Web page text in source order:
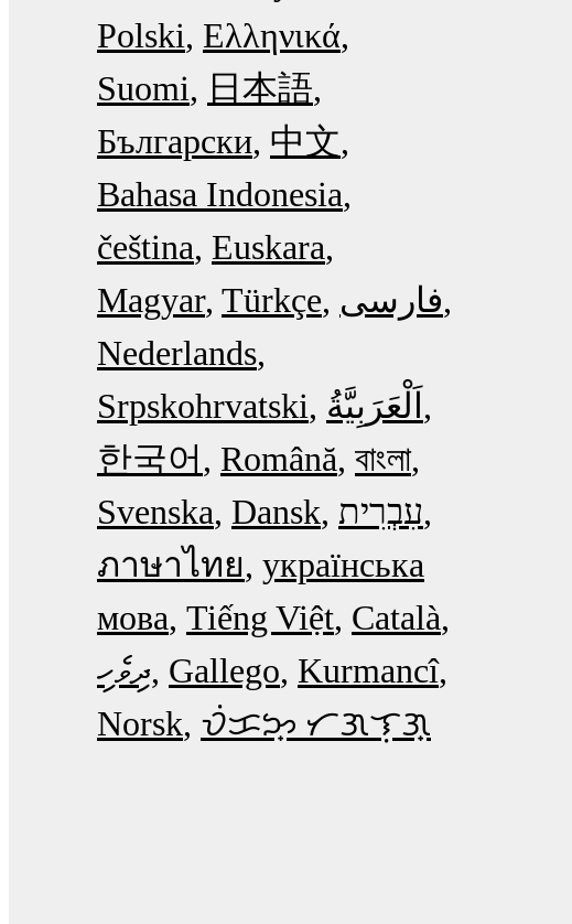
Polski Ελληνικά
Suomi
日本語
Български 中文
Bahasa Indonesia
čeština Euskara
Magyar Türkçe فارسی
Nederlands
Srpskohrvatski
한국어
Română বাংলা
Svenska Dansk עִבְרִית
ภาษาไทย українська
мова Tiếng Việt Català
ދިވެހި Gallego Kurmancî
Norsk ᜏᜒᜃᜅ᜔ ᜆᜄᜎᜓᜄ᜔